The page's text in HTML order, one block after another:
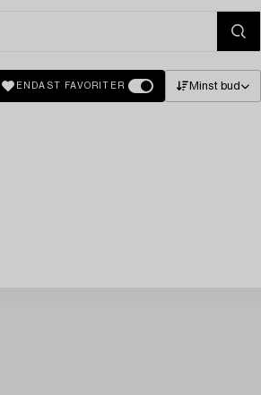
ENDAST FAVORITER Minst bud